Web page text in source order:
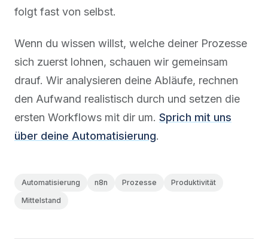
folgt fast von selbst.
Wenn du wissen willst, welche deiner Prozesse
sich zuerst lohnen, schauen wir gemeinsam
drauf. Wir analysieren deine Abläufe, rechnen
den Aufwand realistisch durch und setzen die
ersten Workflows mit dir um. Sprich mit uns
über deine Automatisierung.
Automatisierung n8n Prozesse
Produktivität
Mittelstand